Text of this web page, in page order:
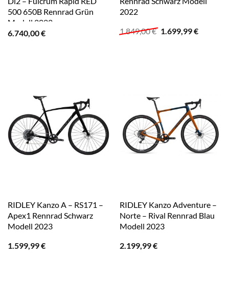
500 650B Rennrad Grün
Modell 2022
6.740,00€
2022
1.849,00€ Ursprünglicher
1.699,99€
RIDLEY Kanzo A – RS171 –
Apex1 Rennrad Schwarz
Modell 2023
1.599,99€
RIDLEY Kanzo Adventure –
Norte – Rival Rennrad Blau
Modell 2023
2.199,99€